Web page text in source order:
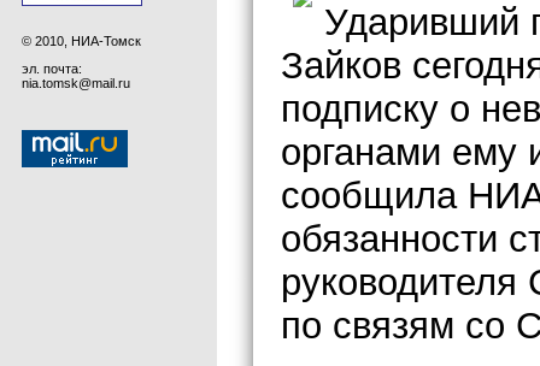
© 2010, НИА-Томск
эл. почта:
nia.tomsk@mail.ru
Ударивший
Зайков
подписку о
органами ему
сообщила
обязанности
по связям со